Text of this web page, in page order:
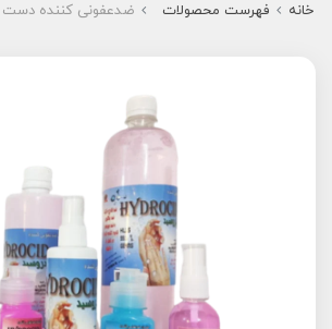
خانه فهرست محصولات ضدعفونی کننده